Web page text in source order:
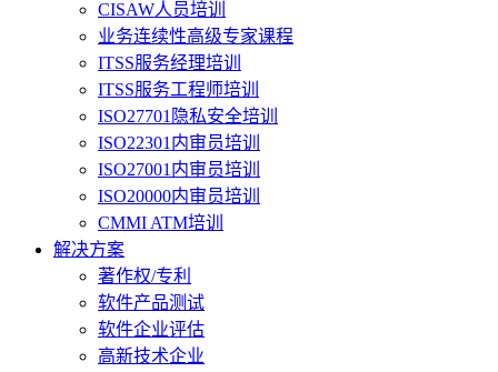
CISAW人员培训
业务连续性高级专家课程
ITSS服务经理培训
ITSS服务工程师培训
ISO27701隐私安全培训
ISO22301内审员培训
ISO27001内审员培训
ISO20000内审员培训
CMMI ATM培训
解决方案
著作权/专利
软件产品测试
软件企业评估
高新技术企业